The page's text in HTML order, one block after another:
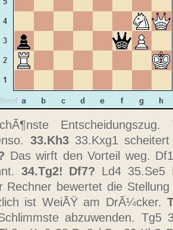
33.Kh3 33.Kxg1
Das wirft den Vorteil weg.
34.Tg2! Df7? Ld4 35.Se5
Rechner bewertet die
ist WeiÃŸ am DrÃ¼cker.
abzuwenden. Tg5